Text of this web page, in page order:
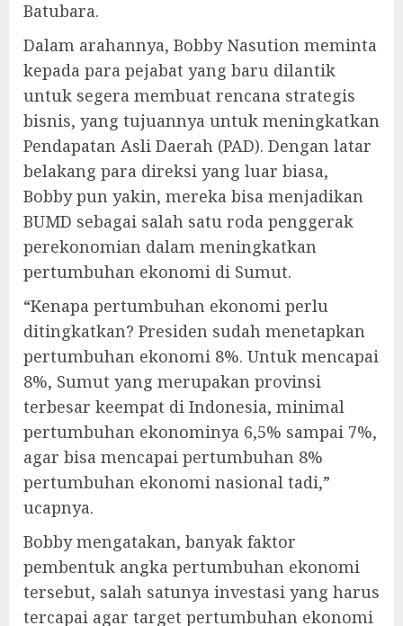
Batubara.
Dalam arahannya, Bobby Nasution meminta
kepada para pejabat yang baru dilantik
untuk segera membuat rencana strategis
bisnis, yang tujuannya untuk meningkatkan
Pendapatan Asli Daerah (PAD). Dengan latar
belakang para direksi yang luar biasa,
Bobby pun yakin, mereka bisa menjadikan
BUMD sebagai salah satu roda penggerak
perekonomian dalam meningkatkan
pertumbuhan ekonomi di Sumut.
“Kenapa pertumbuhan ekonomi perlu
ditingkatkan? Presiden sudah menetapkan
pertumbuhan ekonomi 8%. Untuk mencapai
8%, Sumut yang merupakan provinsi
terbesar keempat di Indonesia, minimal
pertumbuhan ekonominya 6,5% sampai 7%,
agar bisa mencapai pertumbuhan 8%
pertumbuhan ekonomi nasional tadi,”
ucapnya.
Bobby mengatakan, banyak faktor
pembentuk angka pertumbuhan ekonomi
tersebut, salah satunya investasi yang harus
tercapai agar target pertumbuhan ekonomi